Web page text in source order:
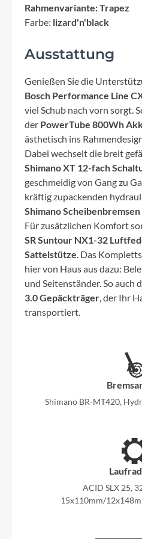
Rahmenvariante: Trapez
Farbe: lizard'n'black
Ausstattung
Genießen Sie die
Bosch Performance Line
viel Schub nach vorn sorgt.
der PowerTube 800Wh
ästhetisch ins
Dabei wechselt die breit
Shimano XT 12-fach
geschmeidig von Gang zu
kräftig zupackenden
Shimano Scheibenbremsen
Für zusätzlichen Komfort
SR Suntour NX1-32
Sattelstütze. Das
hier von Haus aus dazu:
und Seitenständer. So auch
3.0 Gepäckträger, der Ihr
transportiert.
Shimano BR-MT420,
ACID SLX 25,
15x110mm/